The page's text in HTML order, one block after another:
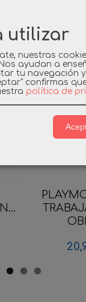
utilizar
nuestras
ayudan a
tu navegación
confirmas
política de